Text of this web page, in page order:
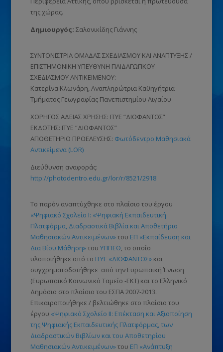
της χώρας.
Δημιουργός: Σαλονικίδης Γιάννης
ΣΥΝΤΟΝΙΣΤΡΙΑ ΟΜΑΔΑΣ ΣΧΕΔΙΑΣΜΟΥ ΚΑΙ ΑΝΑΠΤΥΞΗΣ /
ΕΠΙΣΤΗΜΟΝΙΚΗ ΥΠΕΥΘΥΝΗ ΠΑΙΔΑΓΩΓΙΚΟΥ
ΣΧΕΔΙΑΣΜΟΥ ΑΝΤΙΚΕΙΜΕΝΟΥ:
Κατερίνα Κλωνάρη, Αναπληρώτρια Καθηγήτρια
Τμήματος Γεωγραφίας Πανεπιστημίου Αιγαίου
ΧΟΡΗΓΟΣ ΑΔΕΙΑΣ ΧΡΗΣΗΣ: ΙΤΥΕ “ΔΙΟΦΑΝΤΟΣ”
ΕΚΔΟΤΗΣ: ΙΤΥΕ “ΔΙΟΦΑΝΤΟΣ”
ΑΠΟΘΕΤΗΡΙΟ ΠΡΟΕΛΕΥΣΗΣ: Φωτόδεντρο Μαθησιακά
Αντικείμενα (LOR)
Διεύθυνση αναφοράς:
http://photodentro.edu.gr/lor/r/8521/2918
Το παρόν αναπτύχθηκε στο πλαίσιο του έργου
«Ψηφιακό Σχολείο Ι: «Ψηφιακή Εκπαιδευτική
Πλατφόρμα, Διαδραστικά Βιβλία και Αποθετήριο
Μαθησιακών Αντικειμένων»του ΕΠ «Εκπαίδευση και
Δια Βίου Μάθηση»του ΥΠΠΕΘ, το οποίο
υλοποιήθηκε από το ΙΤΥΕ «ΔΙΟΦΑΝΤΟΣ»και
συγχρηματοδοτήθηκε από την Ευρωπαϊκή Ένωση
(Ευρωπαϊκό Κοινωνικό Ταμείο -ΕΚΤ)και το Ελληνικό
Δημόσιο στο πλαίσιο του ΕΣΠΑ 2007-2013.
Επικαιροποιήθηκε / βελτιώθηκε στο πλαίσιο του
έργου «Ψηφιακό Σχολείο ΙΙ: Επέκταση και Αξιοποίηση
της Ψηφιακής Εκπαιδευτικής Πλατφόρμας, των
Διαδραστικών Βιβλίων και του Αποθετηρίου
Μαθησιακών Αντικειμένων»του ΕΠ «Ανάπτυξη